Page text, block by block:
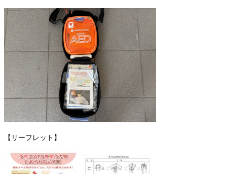
【リーフレット】